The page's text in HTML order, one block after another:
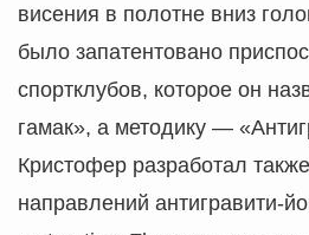
висения в полотне вниз
было запатентовано
спортклубов, которое он
гамак», а методику —
Кристофер разработал
направлений антигравити-